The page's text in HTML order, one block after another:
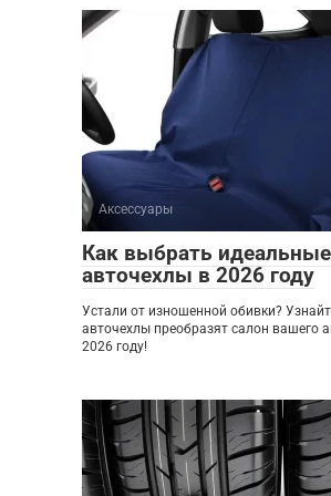
Аксессуары
Как выбрать идеальные
авточехлы в 2026 году
Устали от изношенной обивки?
авточехлы преобразят салон вашего
2026 году!